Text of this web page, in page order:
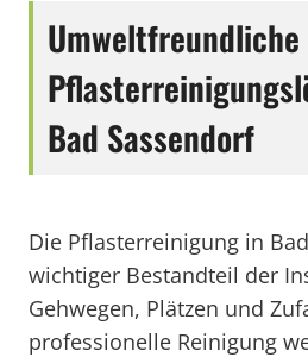
Umweltfreundliche
Bad Sassendorf
Die Pflasterreinigung in
wichtiger Bestandteil der
Gehwegen, Plätzen und
professionelle Reinigung